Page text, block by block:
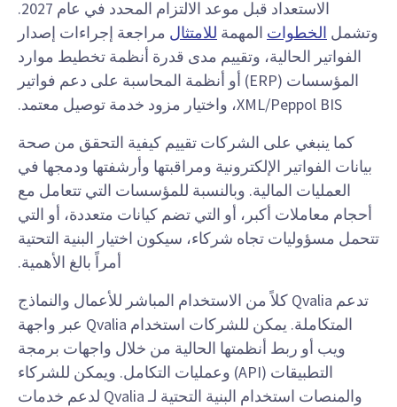
الاستعداد قبل موعد الالتزام المحدد في عام 2027.
وتشمل الخطوات المهمة للامتثال مراجعة إجراءات إصدار
الفواتير الحالية، وتقييم مدى قدرة أنظمة تخطيط موارد
المؤسسات (ERP) أو أنظمة المحاسبة على دعم فواتير
XML/Peppol BIS، واختيار مزود خدمة توصيل معتمد.
كما ينبغي على الشركات تقييم كيفية التحقق من صحة
بيانات الفواتير الإلكترونية ومراقبتها وأرشفتها ودمجها في
العمليات المالية. وبالنسبة للمؤسسات التي تتعامل مع
أحجام معاملات أكبر، أو التي تضم كيانات متعددة، أو التي
تتحمل مسؤوليات تجاه شركاء، سيكون اختيار البنية التحتية
أمراً بالغ الأهمية.
تدعم Qvalia كلاً من الاستخدام المباشر للأعمال والنماذج
المتكاملة. يمكن للشركات استخدام Qvalia عبر واجهة
ويب أو ربط أنظمتها الحالية من خلال واجهات برمجة
التطبيقات (API) وعمليات التكامل. ويمكن للشركاء
والمنصات استخدام البنية التحتية لـ Qvalia لدعم خدمات